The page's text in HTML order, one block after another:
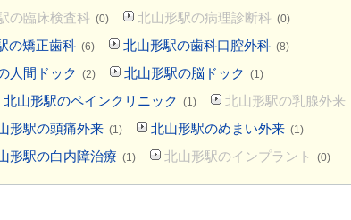
の臨床検査科 (0) 北山形駅の病理診断科 (0)
の矯正歯科 (6) 北山形駅の歯科口腔外科 (8)
人間ドック (2) 北山形駅の脳ドック (1)
北山形駅のペインクリニック (1) 北山形駅の乳腺外来
形駅の頭痛外来 (1) 北山形駅のめまい外来 (1)
形駅の白内障治療 (1) 北山形駅のインプラント (0)